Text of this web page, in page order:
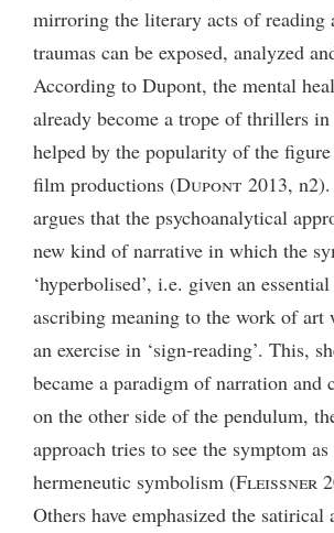
mirroring the literary acts of reading
traumas can be exposed, analyzed
According to Dupont, the mental
already become a trope of thrillers in
helped by the popularity of the
film productions (Dupont 2013,
argues that the psychoanalytical
new kind of narrative in which the
‘hyperbolised’, i.e. given an
ascribing meaning to the work of art
an exercise in ‘sign-reading’. This,
became a paradigm of narration
on the other side of the pendulum,
approach tries to see the symptom
hermeneutic symbolism (Fleissner
Others have emphasized the satirical